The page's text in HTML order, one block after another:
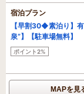
宿泊プラン
【早割30◆素泊り】
泉”】【駐車場無料】
ポイント2%
MAPを見